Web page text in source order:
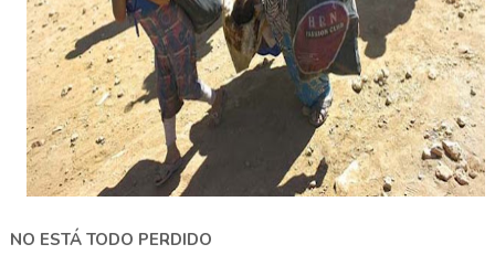
NO ESTÁ TODO PERDIDO